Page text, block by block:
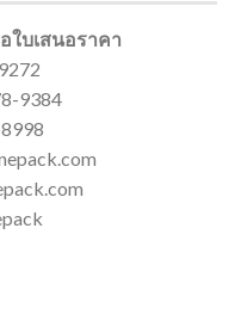
ใบเสนอราคา
9384